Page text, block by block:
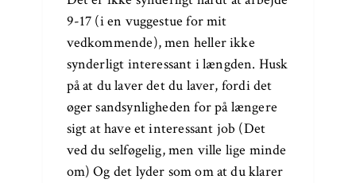
9-17 (i en vuggestue for mit
vedkommende), men heller ikke
synderligt interessant i længden. Husk
på at du laver det du laver, fordi det
øger sandsynligheden for på længere
sigt at have et interessant job (Det
ved du selføgelig, men ville lige minde
om) Og det lyder som om at du klarer